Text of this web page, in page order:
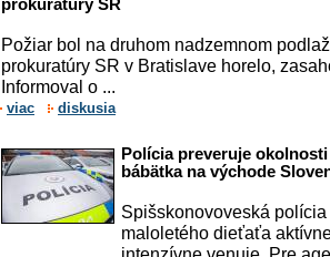
prokuratúry SR
Požiar bol na druhom nadzemnom
prokuratúry SR v Bratislave horelo,
Informoval o ...
viac diskusia
Polícia preveruje
bábätka na východe
Spišskonovoveská
maloletého dieťaťa